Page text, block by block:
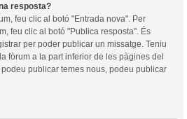
resposta?
feu clic al botó "Entrada nova". Per
feu clic al botó "Publica resposta". És
per poder publicar un missatge. Teniu
fòrum a la part inferior de les pàgines del
publicar temes nous, podeu publicar